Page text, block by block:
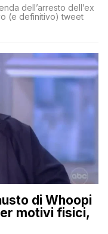
dell’arresto dell’ex
(e definitivo) tweet
di Whoopi
motivi fisici,